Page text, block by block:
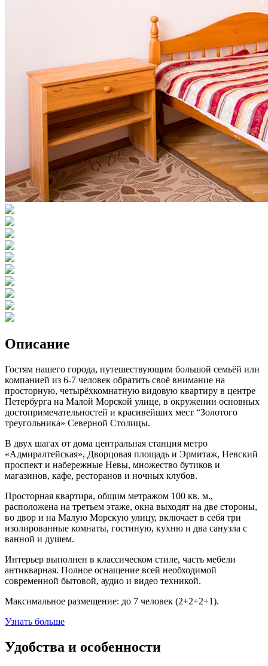
Описание
Гостям нашего города, путешествующим большой семьёй или
компанией из 6-7 человек обратить своё внимание на
просторную, четырёхкомнатную видовую квартиру в центре
Петербурга на Малой Морской улице, в окружении основных
достопримечательностей и красивейших мест “Золотого
треугольника» Северной Столицы.
В двух шагах от дома центральная станция метро
«Адмиралтейская», Дворцовая площадь и Эрмитаж, Невский
проспект и набережные Невы, множество бутиков и
магазинов, кафе, ресторанов и ночных клубов.
Просторная квартира, общим метражом 100 кв. м.,
расположена на третьем этаже, окна выходят на две стороны,
во двор и на Малую Морскую улицу, включает в себя три
изолированные комнаты, гостиную, кухню и два санузла с
ванной и душем.
Интерьер выполнен в классическом стиле, часть мебели
антикварная. Полное оснащение всей необходимой
современной бытовой, аудио и видео техникой.
Максимальное размещение: до 7 человек (2+2+2+1).
Узнать больше
Удобства и особенности